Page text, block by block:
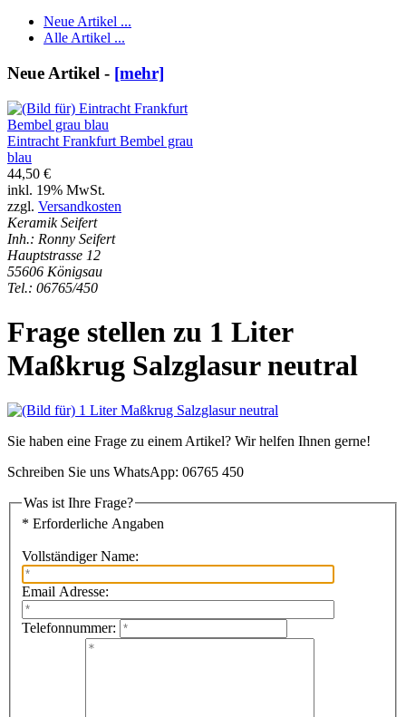
Neue Artikel ...
Alle Artikel ...
Neue Artikel - [mehr]
Eintracht Frankfurt Bembel grau
blau
44,50 €
inkl. 19% MwSt.
zzgl. Versandkosten
Keramik Seifert
Inh.: Ronny Seifert
Hauptstrasse 12
55606 Königsau
Tel.: 06765/450
Frage stellen zu 1 Liter
Maßkrug Salzglasur neutral
Sie haben eine Frage zu einem Artikel? Wir helfen Ihnen gerne!
Schreiben Sie uns WhatsApp: 06765 450
Was ist Ihre Frage?
* Erforderliche Angaben
Vollständiger Name:
Email Adresse:
Telefonnummer: